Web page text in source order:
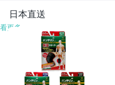
日本直送
看更多